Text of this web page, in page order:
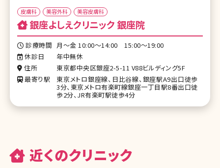
皮膚科 美容外科 美容皮膚科
銀座よしえクリニック 銀座院
診療時間 月〜金 10:00～14:00 15:00～19:00
休診日
年中無休
住所
東京都中央区銀座2-5-11 V88ビルディング5F
最寄り駅
東京メトロ銀座線、日比谷線、銀座駅A9出口徒歩
3分、東京メトロ有楽町線銀座一丁目駅8番出口徒
歩2分、JR有楽町駅徒歩4分
近くのクリニック